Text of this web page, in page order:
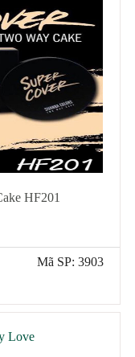
HF201
Mã SP: 3903